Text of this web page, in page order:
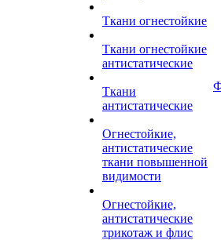
Ткани огнестойкие
Ткани огнестойкие
антистатические
Ткани
антистатические
Огнестойкие,
антистатические
ткани повышенной
видимости
Огнестойкие,
антистатические
трикотаж и флис